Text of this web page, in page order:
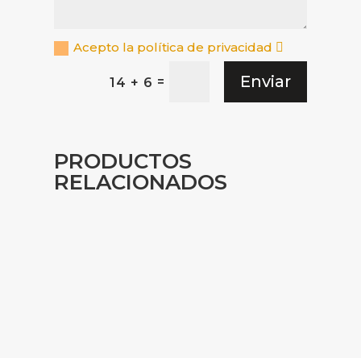
Acepto la política de privacidad
14 + 6 = Enviar
PRODUCTOS
RELACIONADOS